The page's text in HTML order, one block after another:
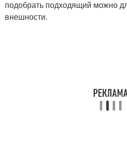
подобрать подходящий можно
внешности.